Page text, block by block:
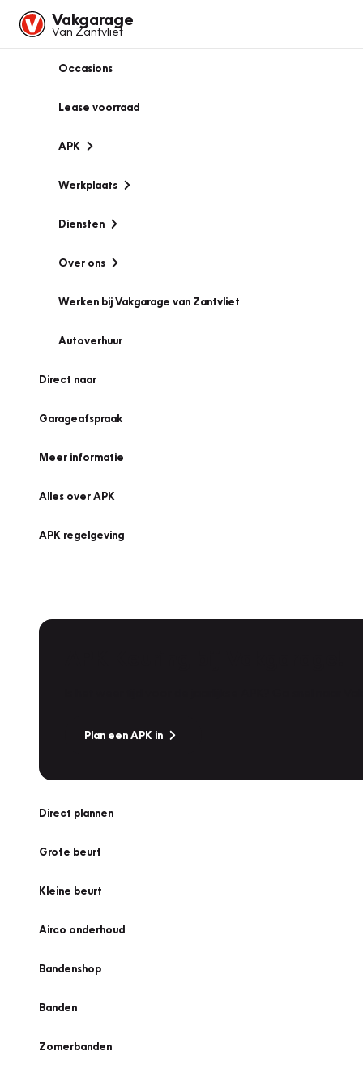
Vakgarage
Van Zantvliet
Occasions
Lease voorraad
APK
Werkplaats
Diensten
Over ons
Werken bij Vakgarage van Zantvliet
Autoverhuur
Direct naar
Garageafspraak
Meer informatie
Alles over APK
APK regelgeving
Plan een APK in
Direct plannen
Grote beurt
Kleine beurt
Airco onderhoud
Bandenshop
Banden
Zomerbanden